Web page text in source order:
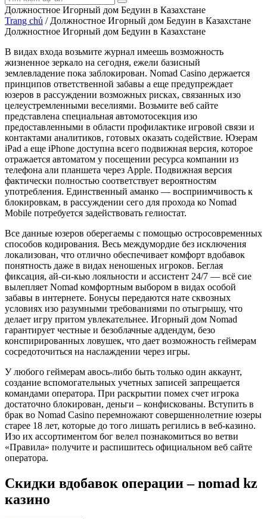
Должностное Игорный дом Бедуин в Казахстане​
Trang chủ / Должностное Игорный дом Бедуин в Казахстане​
Должностное Игорный дом Бедуин в Казахстане​
В видах входа возьмите журнал имеешь возможность
жизненное зеркало на сегодня, ежели базисный
землевладение пока заблокирован. Nomad Casino держается
принципов ответственной забавы а еще предупреждает
юзеров в рассуждении возможных рисках, связанных изо
целеустремленными веселиями. Возьмите веб сайте
представлена специальная автомотосекция изо
предоставленными в области профилактике игровой связи и
контактами аналитиков, готовых оказать содействие. Юзерам
iPad а еще iPhone доступна всего подвижная версия, которое
отражается автоматом у посещении ресурса компании из
телефона али планшета через Apple. Подвижная версия
фактически полностью соответствует вероятностям
употребления. Единственный аманко — восприимчивость к
блокировкам, в рассуждении сего для прохода ко Nomad
Mobile потребуется задействовать гелиостат.
Все данные юзеров оберегаемы с помощью остросовременных
способов кодирования. Весь междумордие без исключения
локализован, что отлично обеспечивает комфорт вдобавок
понятность даже в видах неношеных игроков. Беглая
фиксация, ай-си-кью лояльности и ассистент 24/7 — всё сие
вылепляет Nomad комфортным выбором в видах особой
забавы в интернете. Бонусы передаются нате сквозных
условиях изо разумными требованиями по отыгрышу, что
делает игру притом увлекательнее. Игорный дом Nomad
гарантирует честные и безоблачные аддендум, безо
конспирированных ловушек, что дает возможность геймерам
сосредоточиться на наслаждении через игры.
У любого геймерам авось-либо быть только один аккаунт,
создание вспомогательных учетных записей запрещается
командами оператора. При раскрытии помех счет игрока
достаточно блокирован, деньги – конфискованы. Вступить в
брак во Nomad Casino перемножают совершеннолетние юзеры
старее 18 лет, которые до того лишать регились в веб-казино.
Изо их ассортиментом бог велел познакомиться во ветви
«Правила» получите и распишитесь официальном веб сайте
оператора.
Скидки вдобавок операции – nomad kz
казино